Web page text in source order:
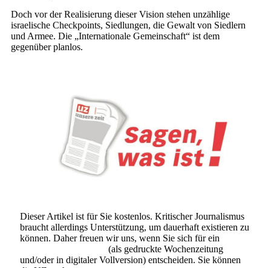
Doch vor der Realisierung dieser Vision stehen unzählige
israelische Checkpoints, Siedlungen, die Gewalt von Siedlern
und Armee. Die „Internationale Gemeinschaft“ ist dem
gegenüber planlos.
Dieser Artikel ist für Sie kostenlos. Kritischer Journalismus
braucht allerdings Unterstützung, um dauerhaft existieren zu
können. Daher freuen wir uns, wenn Sie sich für ein
(als gedruckte Wochenzeitung
und/oder in digitaler Vollversion) entscheiden. Sie können